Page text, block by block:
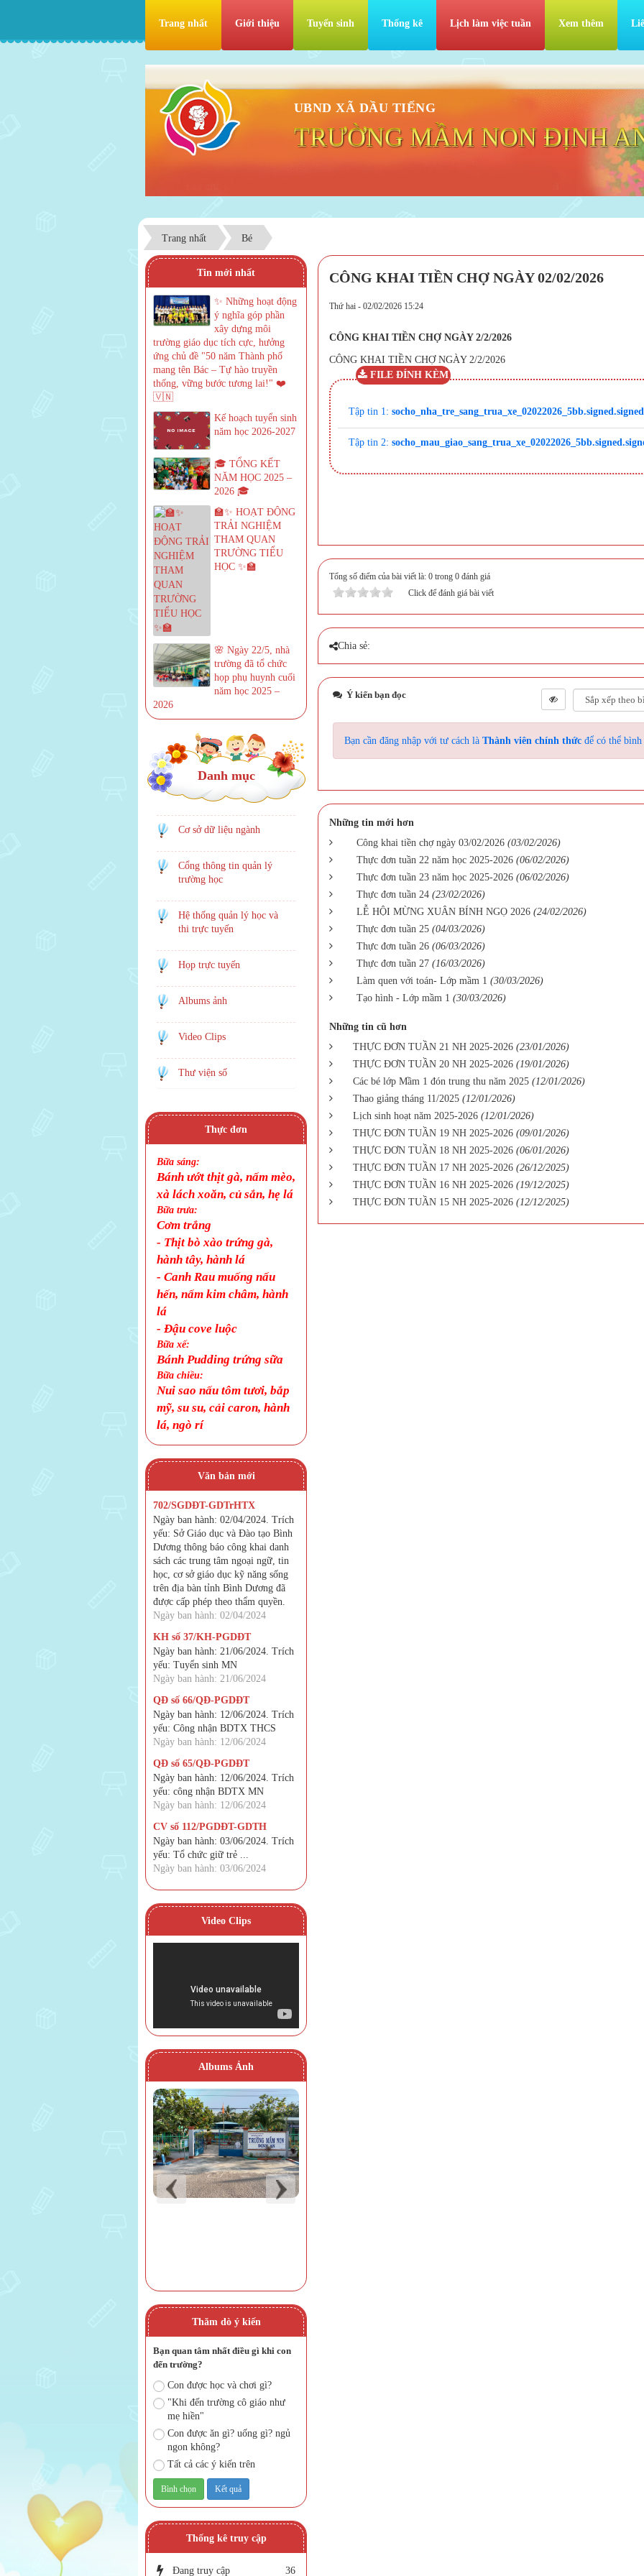
Trang nhất Giới thiệu Tuyển sinh Thống kê Lịch làm việc tuần Xem thêm
UBND XÃ DẦU TIẾNG
TRƯỜNG MẦM NON ĐỊNH
Trang nhất Bé
CÔNG KHAI TIỀN CHỢ NGÀY 02/02/2026
Thứ hai - 02/02/2026 15:24
CÔNG KHAI TIỀN CHỢ NGÀY 2/2/2026
CÔNG KHAI TIỀN CHỢ NGÀY 2/2/2026
FILE ĐÍNH KÈM
Tập tin 1:
Tập tin 2:
Tổng số điểm của bài viết là: 0 trong 0 đánh giá
Click để đánh giá bài viết
Chia sẻ:
Ý kiến bạn đọc
Bạn cần đăng nhập với tư cách là Thành viên chính thức để có thể bình
Những tin mới hơn
Công khai tiền chợ ngày 03/02/2026 (03/02/2026)
Thực đơn tuần 22 năm học 2025-2026 (06/02/2026)
Thực đơn tuần 23 năm học 2025-2026 (06/02/2026)
Thực đơn tuần 24 (23/02/2026)
LỄ HỘI MỪNG XUÂN BÍNH NGỌ 2026 (24/02/2026)
Thực đơn tuần 25 (04/03/2026)
Thực đơn tuần 26 (06/03/2026)
Thực đơn tuần 27 (16/03/2026)
Làm quen với toán- Lớp mầm 1 (30/03/2026)
Tạo hình - Lớp mầm 1 (30/03/2026)
Những tin cũ hơn
THỰC ĐƠN TUẦN 21 NH 2025-2026 (23/01/2026)
THỰC ĐƠN TUẦN 20 NH 2025-2026 (19/01/2026)
Các bé lớp Mầm 1 đón trung thu năm 2025 (12/01/2026)
Thao giảng tháng 11/2025 (12/01/2026)
Lịch sinh hoạt năm 2025-2026 (12/01/2026)
THỰC ĐƠN TUẦN 19 NH 2025-2026 (09/01/2026)
THỰC ĐƠN TUẦN 18 NH 2025-2026 (06/01/2026)
THỰC ĐƠN TUẦN 17 NH 2025-2026 (26/12/2025)
THỰC ĐƠN TUẦN 16 NH 2025-2026 (19/12/2025)
THỰC ĐƠN TUẦN 15 NH 2025-2026 (12/12/2025)
Tin mới nhất
✨ Những hoạt động
ý nghĩa góp phần
xây dựng môi
trường giáo dục tích cực, hưởng
ứng chủ đề "50 năm Thành phố
mang tên Bác – Tự hào truyền
thống, vững bước tương lai!" ❤️
🇻🇳
Kế hoạch tuyển sinh
năm học 2026-2027
🎓 TỔNG KẾT
NĂM HỌC 2025 –
2026 🎓
🏫✨ HOẠT ĐỘNG
TRẢI NGHIỆM
THAM QUAN
TRƯỜNG TIỂU
HỌC ✨🏫
🌸 Ngày 22/5, nhà
trường đã tổ chức
họp phụ huynh cuối
năm học 2025 –
2026
Danh mục
Cơ sở dữ liệu ngành
Cổng thông tin quản lý
trường học
Hệ thống quản lý học và
thi trực tuyến
Họp trực tuyến
Albums ảnh
Video Clips
Thư viện số
Thực đơn
Bữa sáng:
Bánh ướt thịt gà, nấm mèo,
xà lách xoăn, củ sắn, hẹ lá
Bữa trưa:
Cơm trắng
- Thịt bò xào trứng gà,
hành tây, hành lá
- Canh Rau muống nấu
hến, nấm kim châm, hành
lá
- Đậu cove luộc
Bữa xế:
Bánh Pudding trứng sữa
Bữa chiều:
Nui sao nấu tôm tươi, bắp
mỹ, su su, cải caron, hành
lá, ngò rí
Văn bản mới
702/SGDĐT-GDTrHTX
Ngày ban hành: 02/04/2024. Trích
yếu: Sở Giáo dục và Đào tạo Bình
Dương thông báo công khai danh
sách các trung tâm ngoại ngữ, tin
học, cơ sở giáo dục kỹ năng sống
trên địa bàn tỉnh Bình Dương đã
được cấp phép theo thẩm quyền.
Ngày ban hành: 02/04/2024
KH số 37/KH-PGDĐT
Ngày ban hành: 21/06/2024. Trích
yếu: Tuyển sinh MN
Ngày ban hành: 21/06/2024
QĐ số 66/QĐ-PGDĐT
Ngày ban hành: 12/06/2024. Trích
yếu: Công nhận BDTX THCS
Ngày ban hành: 12/06/2024
QĐ số 65/QĐ-PGDĐT
Ngày ban hành: 12/06/2024. Trích
yếu: công nhận BDTX MN
Ngày ban hành: 12/06/2024
CV số 112/PGDĐT-GDTH
Ngày ban hành: 03/06/2024. Trích
yếu: Tổ chức giữ trẻ ...
Ngày ban hành: 03/06/2024
Video Clips
Albums Ảnh
Thăm dò ý kiến
Bạn quan tâm nhất điều gì khi con
đến trường?
Con được học và chơi gì?
"Khi đến trường cô giáo như
mẹ hiền"
Con được ăn gì? uống gì? ngủ
ngon không?
Tất cả các ý kiến trên
Thống kê truy cập
Đang truy cập 36